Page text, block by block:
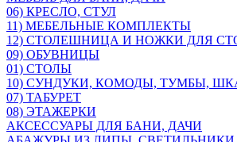
06) КРЕСЛО, СТУЛ
11) МЕБЕЛЬНЫЕ КОМПЛЕКТЫ
12) СТОЛЕШНИЦА И НОЖКИ ДЛЯ
09) ОБУВНИЦЫ
01) СТОЛЫ
10) СУНДУКИ, КОМОДЫ, ТУМБЫ,
07) ТАБУРЕТ
08) ЭТАЖЕРКИ
АКСЕССУАРЫ ДЛЯ БАНИ, ДАЧИ